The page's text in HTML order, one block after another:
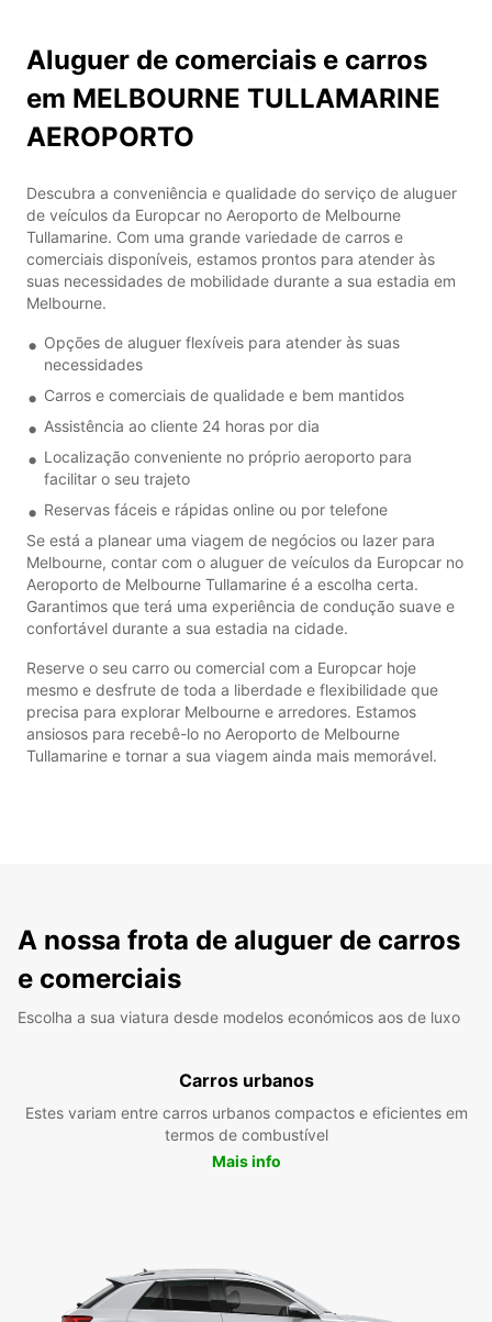
Aluguer de comerciais e carros
em MELBOURNE TULLAMARINE
AEROPORTO
Descubra a conveniência e qualidade do serviço de aluguer
de veículos da Europcar no Aeroporto de Melbourne
Tullamarine. Com uma grande variedade de carros e
comerciais disponíveis, estamos prontos para atender às
suas necessidades de mobilidade durante a sua estadia em
Melbourne.
Opções de aluguer flexíveis para atender às suas
necessidades
Carros e comerciais de qualidade e bem mantidos
Assistência ao cliente 24 horas por dia
Localização conveniente no próprio aeroporto para
facilitar o seu trajeto
Reservas fáceis e rápidas online ou por telefone
Se está a planear uma viagem de negócios ou lazer para
Melbourne, contar com o aluguer de veículos da Europcar no
Aeroporto de Melbourne Tullamarine é a escolha certa.
Garantimos que terá uma experiência de condução suave e
confortável durante a sua estadia na cidade.
Reserve o seu carro ou comercial com a Europcar hoje
mesmo e desfrute de toda a liberdade e flexibilidade que
precisa para explorar Melbourne e arredores. Estamos
ansiosos para recebê-lo no Aeroporto de Melbourne
Tullamarine e tornar a sua viagem ainda mais memorável.
A nossa frota de aluguer de carros
e comerciais
Escolha a sua viatura desde modelos económicos aos de luxo
Carros urbanos
Estes variam entre carros urbanos compactos e eficientes em
termos de combustível
Mais info